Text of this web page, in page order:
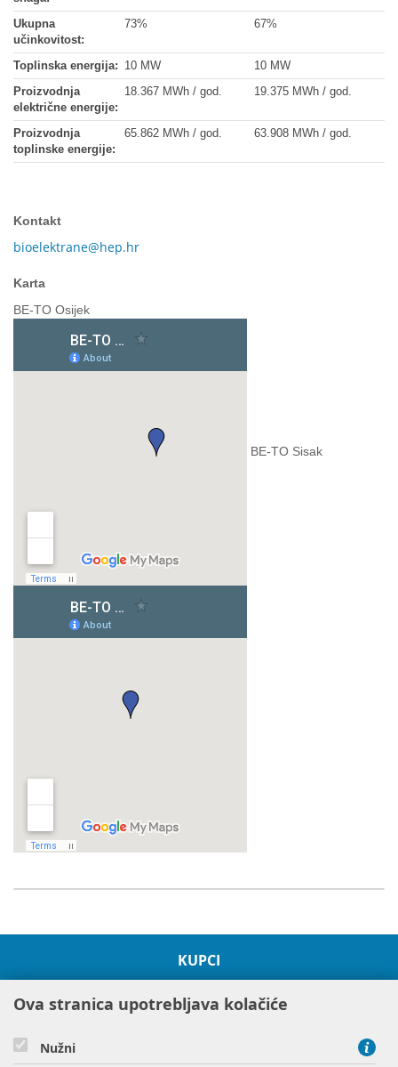
Ukupna
učinkovitost:
73% 67%
Toplinska energija: 10 MW
10 MW
Proizvodnja
električne energije:
18.367 MWh / god. 19.375 MWh / god.
Proizvodnja
toplinske energije:
65.862 MWh / god. 63.908 MWh / god.
Kontakt
bioelektrane@hep.hr
Karta
BE-TO Osijek
BE-TO Sisak
KUPCI
O HEP GRUPI
PROJEKTI
Ova stranica upotrebljava kolačiće
Nužni